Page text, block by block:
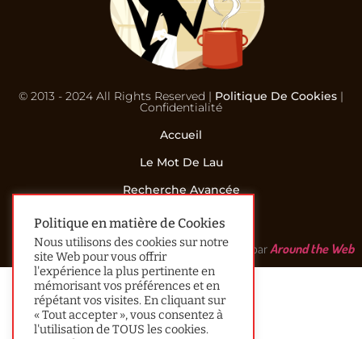
© 2013 - 2024 All Rights Reserved | Politique De Cookies |
Confidentialité
Accueil
Le Mot De Lau
Recherche Avancée
Contact
Réalisé parAround the Web
Politique en matière de Cookies
Nous utilisons des cookies sur notre
site Web pour vous offrir
l'expérience la plus pertinente en
mémorisant vos préférences et en
répétant vos visites. En cliquant sur
« Tout accepter », vous consentez à
l'utilisation de TOUS les cookies.